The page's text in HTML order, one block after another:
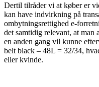
Dertil tilråder vi at køber er
kan have indvirkning på
ombytningsrettighed e-
det samtidig relevant, at man
en anden gang vil kunne
belt black – 48L = 32/34,
eller kvinde.